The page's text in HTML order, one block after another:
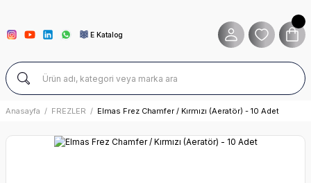
E Katalog
Anasayfa FREZLER Elmas Frez Chamfer / Kırmızı (Aeratör) - 10 Adet